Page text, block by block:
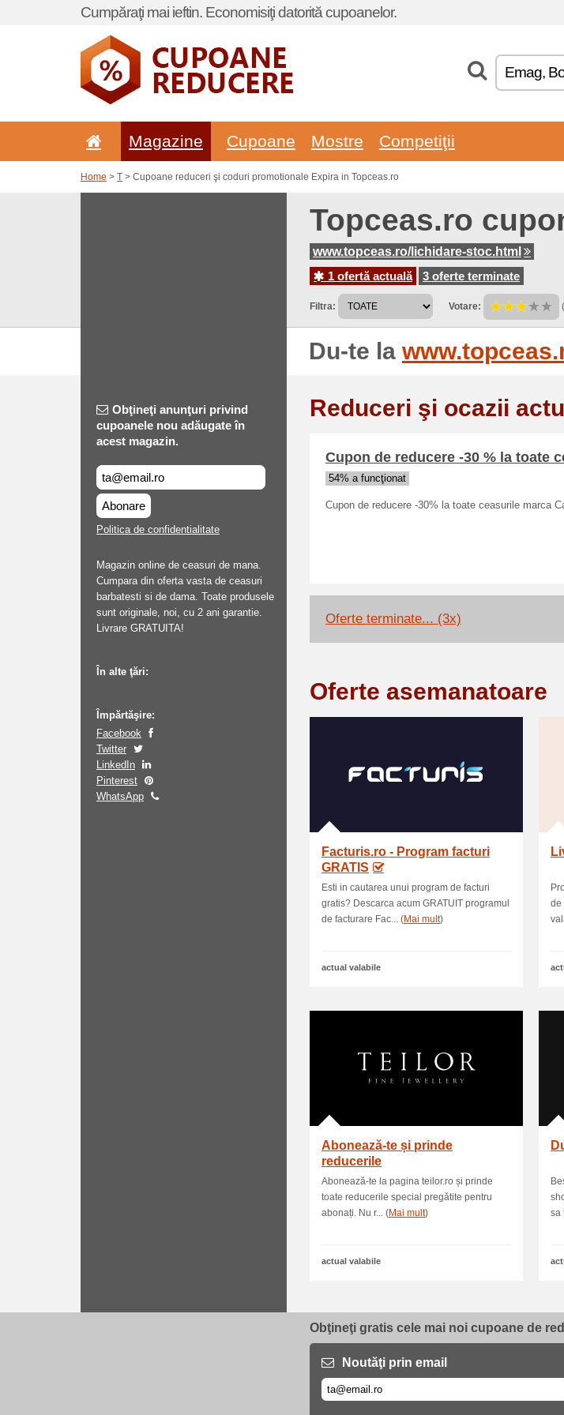
Cumpăraţi mai ieftin. Economisiţi datorită cupoanelor.
Magazine Cupoane Mostre Competiţii
Home > T > Cupoane reduceri şi coduri promotionale Expira in Topceas.ro
Topceas.ro
www.topceas.ro/lichidare-stoc.html
1 ofertă actuală
3 oferte terminate
Filtra: Votare:
Du-te la
Obţineţi anunţuri privind
cupoanele nou adăugate în
acest magazin.
Abonare
Politica de confidentialitate
Magazin online de ceasuri de mana.
Cumpara din oferta vasta de ceasuri
barbatesti si de dama. Toate produsele
sunt originale, noi, cu 2 ani garantie.
Livrare GRATUITA!
În alte ţări:
Împărtăşire:
Facebook
Twitter
LinkedIn
Pinterest
WhatsApp
Reduceri şi ocazii
Cupon de reducere -30 % la toate
54% a funcţionat
Cupon de reducere -30% la toate ceasurile marca
Oferte terminate... (3x)
Oferte asemanatoare
Facturis.ro - Program facturi
GRATIS
Esti in cautarea unui program de facturi
gratis? Descarca acum GRATUIT programul
de facturare Fac... (Mai mult)
actual valabile
de
Abonează-te și prinde
reducerile
Abonează-te la pagina teilor.ro și prinde
toate reducerile special pregătite pentru
abonați. Nu r... (Mai mult)
actual valabile
sa
Obţineţi gratis cele mai noi cupoane de
Noutăţi prin email